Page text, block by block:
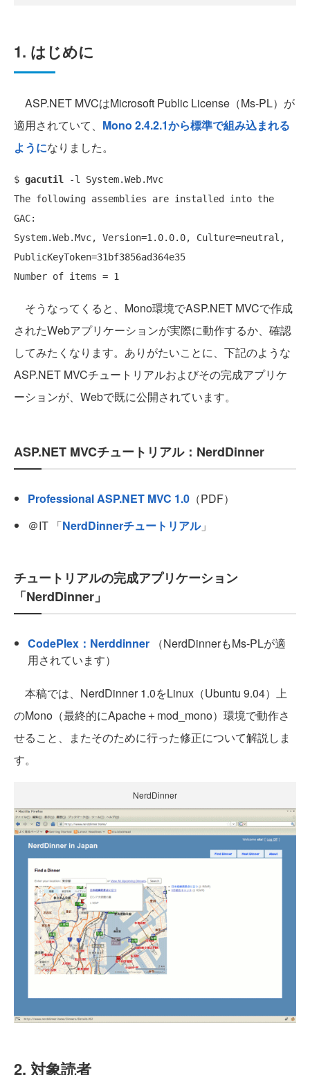
1. はじめに
ASP.NET MVCはMicrosoft Public License（Ms-PL）が
適用されていて、 Mono 2.4.2.1から標準で組み込まれる
ようになりました。
$ gacutil
-l System.Web.Mvc
The following assemblies are installed into the
GAC:
System.Web.Mvc, Version=1.0.0.0, Culture=neutral,
PublicKeyToken=31bf3856ad364e35
そうなってくると、Mono環境でASP.NET MVCで作成
されたWebアプリケーションが実際に動作するか、確認
してみたくなります。ありがたいことに、下記のような
ASP.NET MVCチュートリアルおよびその完成アプリケ
ーションが、Webで既に公開されています。
ASP.NET MVCチュートリアル：NerdDinner
Professional ASP.NET MVC 1.0 （PDF）
＠IT 「NerdDinnerチュートリアル」
チュートリアルの完成アプリケーション
「NerdDinner」
CodePlex：Nerddinner （NerdDinnerもMs-PLが適
用されています）
本稿では、NerdDinner 1.0をLinux（Ubuntu 9.04）上
のMono（最終的にApache＋mod_mono）環境で動作さ
せること、またそのために行った修正について解説しま
す。
NerdDinner
2. 対象読者